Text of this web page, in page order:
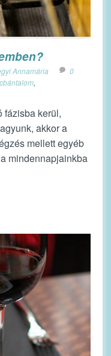
Annamária
0
,
fázisba kerül,
akkor a
mellett egyéb
mindennapjainkba